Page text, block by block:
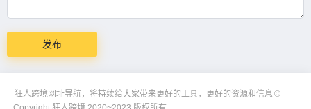
狂人跨境网址导航，将持续给大家带来更好的工具，更好的资源和信息 ©